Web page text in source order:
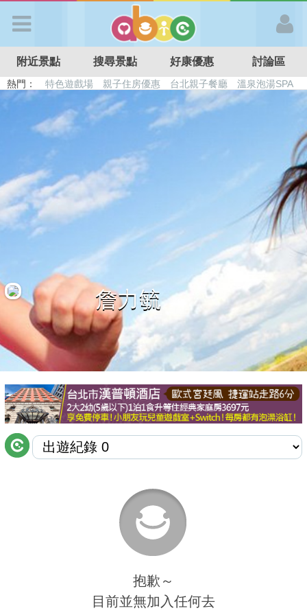
APP登入
首 頁
搜尋景點
好康優惠
最新留言
商家合作
推薦景點
討論區
聯絡我們
附近景點 搜尋景點 好康優惠 討論區
熱門： 特色遊戲場 親子住房優惠 台北親子餐廳
溫泉泡湯SPA
溜滑梯民宿
觀光工廠 日本親子景點
詹力毓
抱歉～
目前並無加入任何去